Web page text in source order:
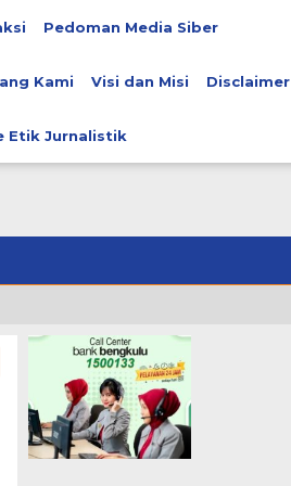
Pedoman Media Siber
Kami Visi dan Misi Disclaimer
Etik Jurnalistik